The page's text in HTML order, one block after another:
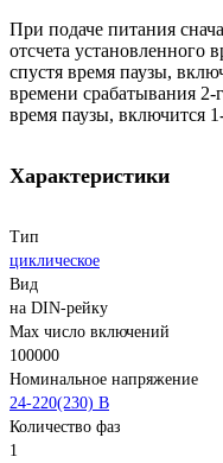
При подаче питания
отсчета установленного
спустя время паузы,
времени срабатывания
время паузы, включится
Характеристики
Тип
циклическое
Вид
на DIN-рейку
Max число включений
100000
Номинальное напряжение
24-220(230) В
Количество фаз
1